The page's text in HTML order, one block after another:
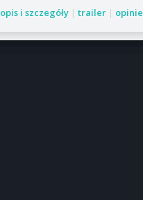
opis i szczegóły |trailer | opinie